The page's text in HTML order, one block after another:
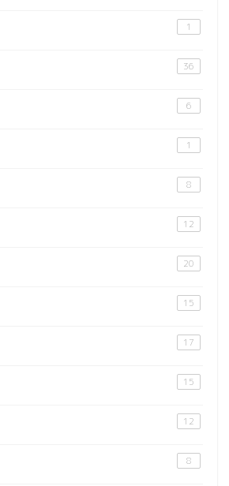
1
36
6
1
8
12
20
15
17
15
12
8